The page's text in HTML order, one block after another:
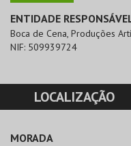
ENTIDADE
Boca de Cena, Produções
NIF: 509939724
LOCALIZAÇÃO
MORADA